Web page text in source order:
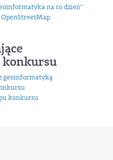
na co dzień"
geoinformatyką
konkursu